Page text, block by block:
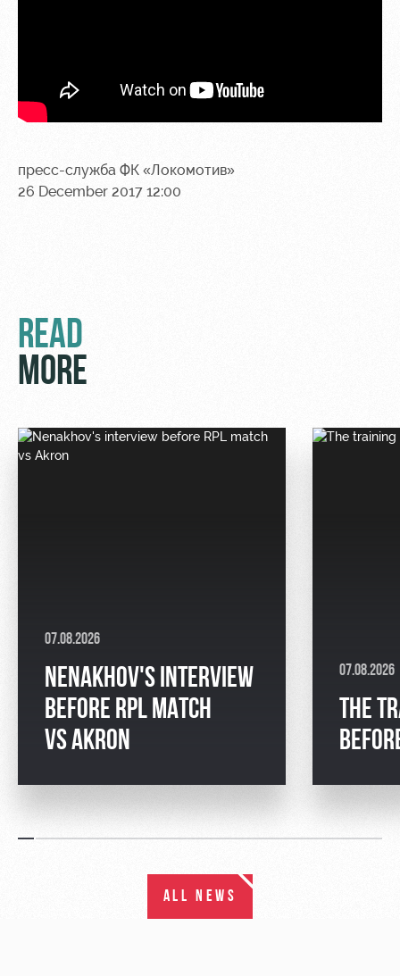
пресс-служба ФК «Локомотив»
26 December 2017 12:00
READ
MORE
07.08.2026
NENAKHOV'S INTERVIEW
BEFORE RPL MATCH
VS AKRON
07.08.2026
THE
ALL NEWS